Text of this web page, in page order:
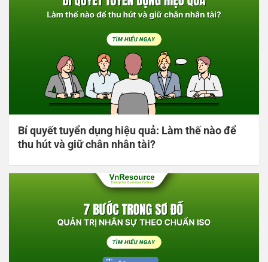
Bí quyết tuyển dụng hiệu quả: Làm thế nào để
thu hút và giữ chân nhân tài?